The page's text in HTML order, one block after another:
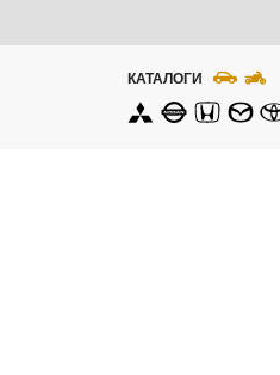
КАТАЛОГИ